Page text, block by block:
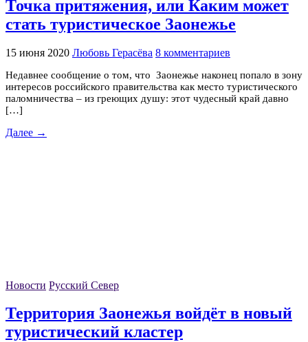
Точка притяжения, или Каким может
стать туристическое Заонежье
15 июня 2020 Любовь Герасёва 8 комментариев
Недавнее сообщение о том, что Заонежье наконец попало в зону
интересов российского правительства как место туристического
паломничества – из греющих душу: этот чудесный край давно
[…]
Далее →
Новости Русский Север
Территория Заонежья войдёт в новый
туристический кластер